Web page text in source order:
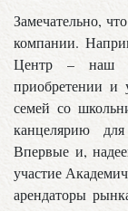
Замечательно,
компании.
Центр – наш
приобретении и
семей со
канцелярию
Впервые и,
участие
арендаторы